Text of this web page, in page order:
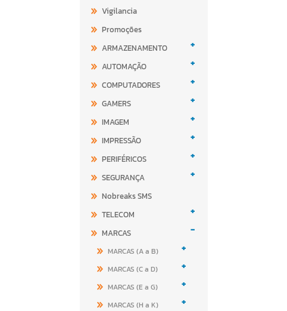
Vigilancia
Promoções
ARMAZENAMENTO
+
AUTOMAÇÃO +
COMPUTADORES +
GAMERS +
IMAGEM +
IMPRESSÃO +
PERIFÉRICOS +
SEGURANÇA +
Nobreaks SMS
TELECOM
+
MARCAS -
MARCAS (A a B) +
MARCAS (C a D) +
MARCAS (E a G) +
MARCAS (H a K) +